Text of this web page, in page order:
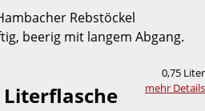
Rebstöckel
beerig mit langem Abgang.
0,75 Liter
mehr Details